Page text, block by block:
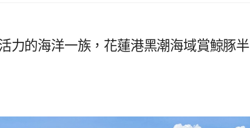
力的海洋一族，花蓮港黑潮海域賞鯨豚半